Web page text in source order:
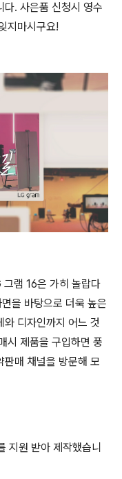
. 사은품 신청시 영수
지마시구요!
램 16은 가히 놀랍다
을 바탕으로 더욱 높은
와 디자인까지 어느 것
시 제품을 구입하면 풍
판매 채널을 방문해 모
지원 받아 제작했습니